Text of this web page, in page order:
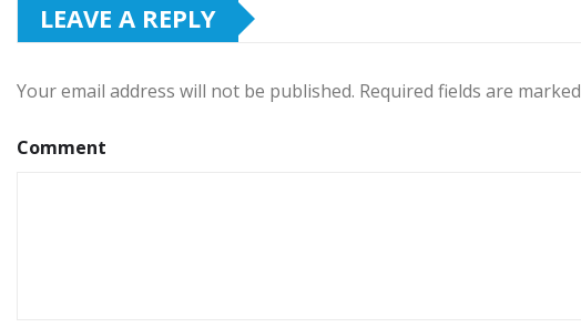
LEAVE A REPLY
Your email address will not be published. Required fields are marked
Comment